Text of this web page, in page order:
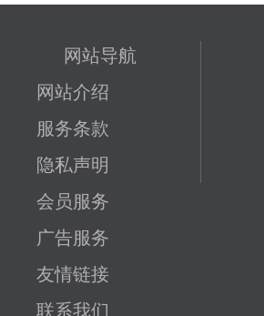
网站导航
网站介绍
服务条款
隐私声明
会员服务
广告服务
友情链接
联系我们